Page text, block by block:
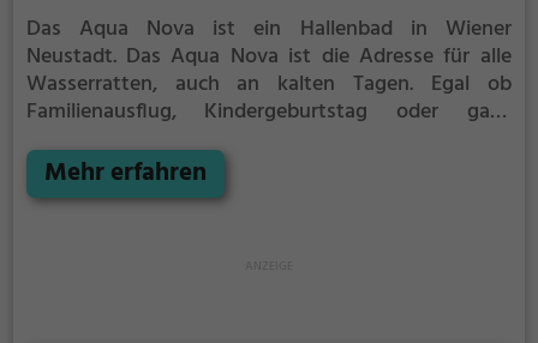
Das Aqua Nova ist ein Hallenbad in Wiener
Neustadt. Das Aqua Nova ist die Adresse für alle
Wasserratten, auch an kalten Tagen. Egal ob
Familienausflug, Kindergeburtstag oder ganz
auf seine Kosten.
Mehr erfahren